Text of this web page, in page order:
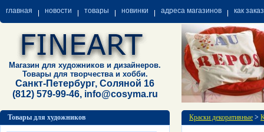
главная новости товары новинки адреса магазинов как
Магазин для художников и дизайнеров.
Товары для творчества и хобби.
Санкт-Петербург, Соляной 16
(812) 579-99-46, info@cosyma.ru
Товары для художников Краски декоративные >